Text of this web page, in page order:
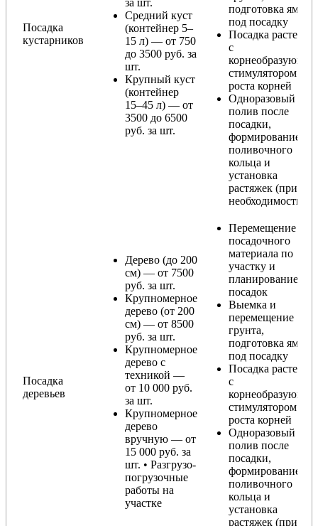
Посадка
кустарников
Средний куст
(контейнер 5–
15 л) — от 750
до 3500 руб. за
шт.
Крупный куст
(контейнер
15–45 л) — от
3500 до 6500
руб. за шт.
подготовка ямы
под посадку
Посадка растения
с
корнеобразующим
стимулятором
роста корней
Одноразовый
полив после
посадки,
формирование
поливочного
кольца и
установка
растяжек (при
необходимости)
Посадка
деревьев
Дерево (до 200
см) — от 7500
руб. за шт.
Крупномерное
дерево (от 200
см) — от 8500
руб. за шт.
Крупномерное
дерево с
техникой —
от 10 000 руб.
за шт.
Крупномерное
дерево
вручную — от
15 000 руб. за
шт. • Разгрузо-
погрузочные
работы на
участке
Перемещение
посадочного
материала по
участку и
планирование
посадок
Выемка и
перемещение
грунта,
подготовка ямы
под посадку
Посадка растения
с
корнеобразующим
стимулятором
роста корней
Одноразовый
полив после
посадки,
формирование
поливочного
кольца и
установка
растяжек (при